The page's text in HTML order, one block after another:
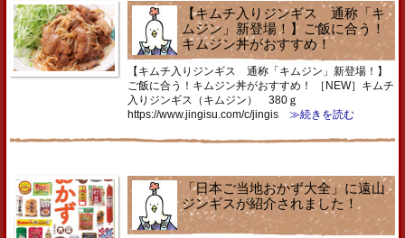
【キムチ入りジンギス 通称「キ
ムジン」新登場！】ご飯に合う！
キムジン丼がおすすめ！
【キムチ入りジンギス 通称「キムジン」新登場！】
ご飯に合う！キムジン丼がおすすめ！ ［NEW］キムチ
入りジンギス（キムジン） 380ｇ
https://www.jingisu.com/c/jingis ≫続きを読む
「日本ご当地おかず大全」に遠山
ジンギスが紹介されました！